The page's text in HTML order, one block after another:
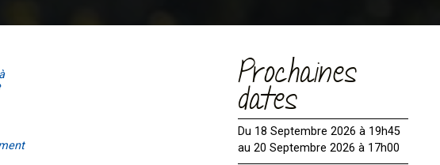
Prochaines
dates
Du 18 Septembre 2026 à 19h45
au 20 Septembre 2026 à 17h00